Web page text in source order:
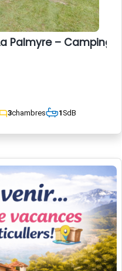
Palmyre – Camping
3chambres 1SdB